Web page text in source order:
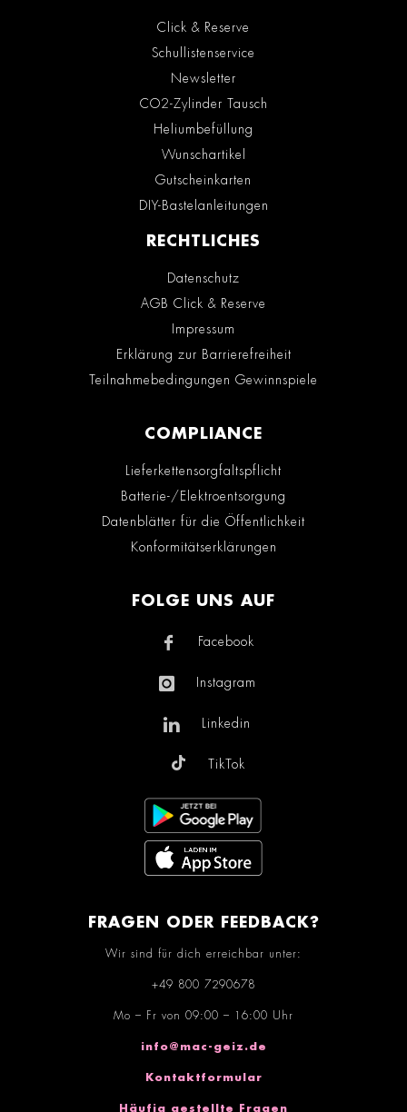
Click & Reserve
Schullistenservice
Newsletter
CO2-Zylinder Tausch
Heliumbefüllung
Wunschartikel
Gutscheinkarten
DIY-Bastelanleitungen
RECHTLICHES
Datenschutz
AGB Click & Reserve
Impressum
Erklärung zur Barrierefreiheit
Teilnahmebedingungen Gewinnspiele
COMPLIANCE
Lieferkettensorgfaltspflicht
Batterie-/Elektroentsorgung
Datenblätter für die Öffentlichkeit
Konformitätserklärungen
FOLGE UNS AUF
Facebook
Instagram
Linkedin
TikTok
FRAGEN ODER FEEDBACK?
Wir sind für dich erreichbar unter:
+49 800 7290678
Mo – Fr von 09:00 – 16:00 Uhr
info@mac-geiz.de
Kontaktformular
Häufig gestellte Fragen